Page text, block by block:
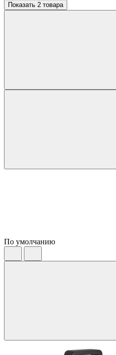
Показать 2 товара
По умолчанию